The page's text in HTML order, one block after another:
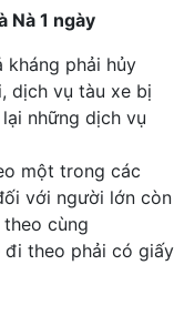
Nà 1 ngày
kháng phải hủy
dịch vụ tàu xe bị
những dịch vụ
một trong các
với người lớn còn
cùng
theo phải có giấy